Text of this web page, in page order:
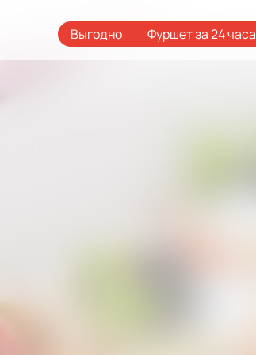
Выгодно Фуршет за 24 часа